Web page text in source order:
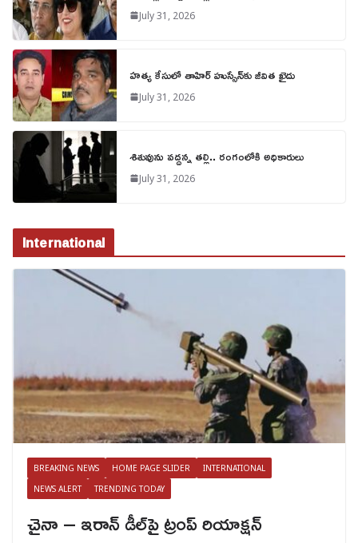
July 31, 2026
హత్య కేసులో తాహిర్ హుస్సేన్‌కు జీవిత ఖైదు
July 31, 2026
శిశువును వద్దన్న తల్లి.. రంగంలోకి అధికారులు
July 31, 2026
International
BREAKING NEWS HOME PAGE SLIDER
INTERNATIONAL
NEWS ALERT
TRENDING TODAY
చైనా – ఇరాన్ డీల్‌పై ట్రంప్ రియాక్షన్